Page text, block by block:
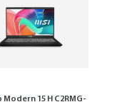
15 H C2RMG-